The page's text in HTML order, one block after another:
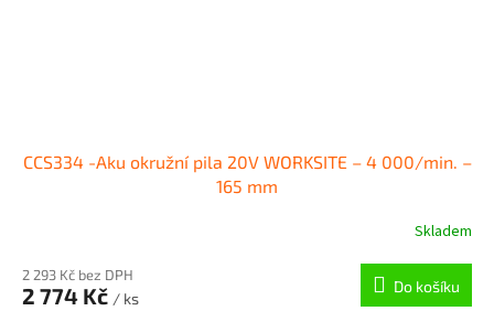
CCS334 -Aku okružní pila 20V WORKSITE – 4 000/min. –
165 mm
Skladem
2 293 Kč bez DPH
2 774 Kč / ks
Do košíku